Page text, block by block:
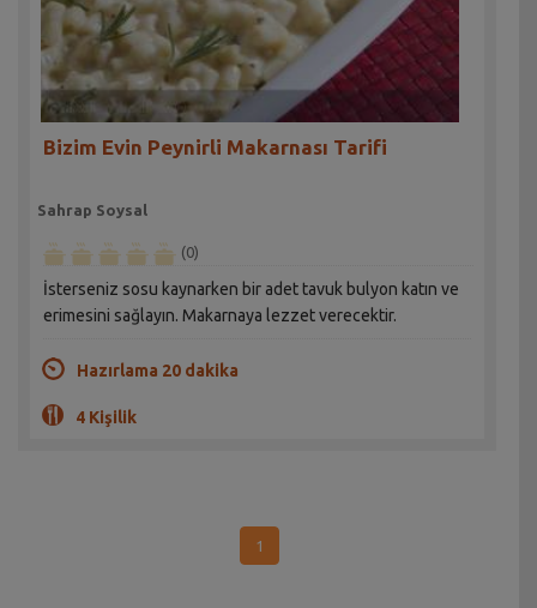
Bizim Evin Peynirli Makarnası Tarifi
Sahrap Soysal
(0)
İsterseniz sosu kaynarken bir adet tavuk bulyon katın ve
erimesini sağlayın. Makarnaya lezzet verecektir.
Hazırlama 20 dakika
4 Kişilik
1